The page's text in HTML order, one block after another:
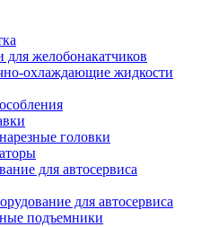
для желобонакатчиков
охлаждающие жидкости
головки
для автосервиса
для автосервиса
подъемники